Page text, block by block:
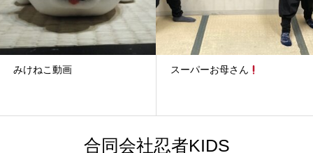
みけねこ動画 スーパーお母さん
合同会社忍者KIDS